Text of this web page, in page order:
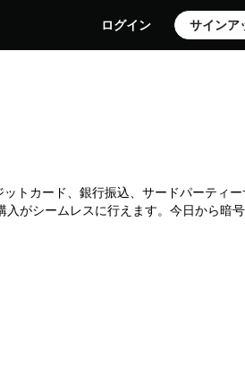
ログイン サインア
トカード、銀行振込、サードパーティー
がシームレスに行えます。今日から暗